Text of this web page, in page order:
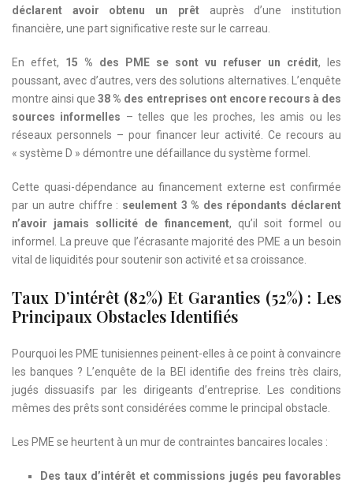
déclarent avoir obtenu un prêtauprès d’une institution
financière, une part significative reste sur le carreau.
En effet, 15 % des PME se sont vu refuser un crédit, les
poussant, avec d’autres, vers des solutions alternatives. L’enquête
montre ainsi que38 % des entreprises ont encore recours à des
sources informelles – telles que les proches, les amis ou les
réseaux personnels – pour financer leur activité. Ce recours au
« système D » démontre une défaillance du système formel.
Cette quasi-dépendance au financement externe est confirmée
par un autre chiffre : seulement 3 % des répondants déclarent
n’avoir jamais sollicité de financement, qu’il soit formel ou
informel. La preuve que l’écrasante majorité des PME a un besoin
vital de liquidités pour soutenir son activité et sa croissance.
Taux D’intérêt (82%) Et Garanties (52%) : Les
Principaux Obstacles Identifiés
Pourquoi les PME tunisiennes peinent-elles à ce point à convaincre
les banques ? L’enquête de la BEI identifie des freins très clairs,
jugés dissuasifs par les dirigeants d’entreprise. Les conditions
mêmes des prêts sont considérées comme le principal obstacle.
Les PME se heurtent à un mur de contraintes bancaires locales :
Des taux d’intérêt et commissions jugés peu favorables